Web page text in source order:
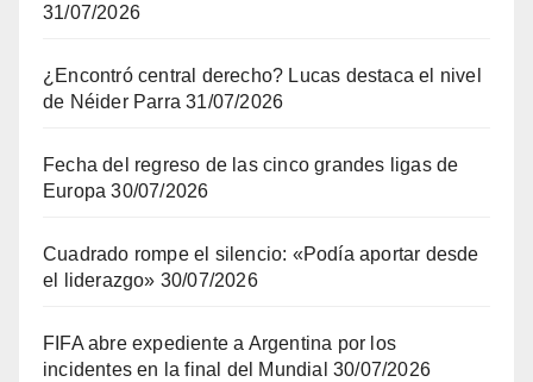
31/07/2026
¿Encontró central derecho? Lucas destaca el nivel
de Néider Parra 31/07/2026
Fecha del regreso de las cinco grandes ligas de
Europa 30/07/2026
Cuadrado rompe el silencio: «Podía aportar desde
el liderazgo» 30/07/2026
FIFA abre expediente a Argentina por los
incidentes en la final del Mundial 30/07/2026